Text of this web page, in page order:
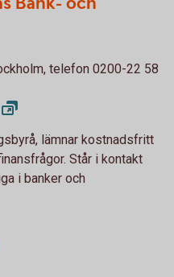
telefon 0200-22 58
lämnar kostnadsfritt
Står i kontakt
i banker och